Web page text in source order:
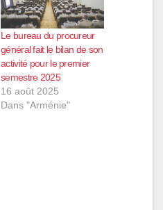
Le bureau du procureur
général fait le bilan de son
activité pour le premier
semestre 2025
16 août 2025
Dans "Arménie"